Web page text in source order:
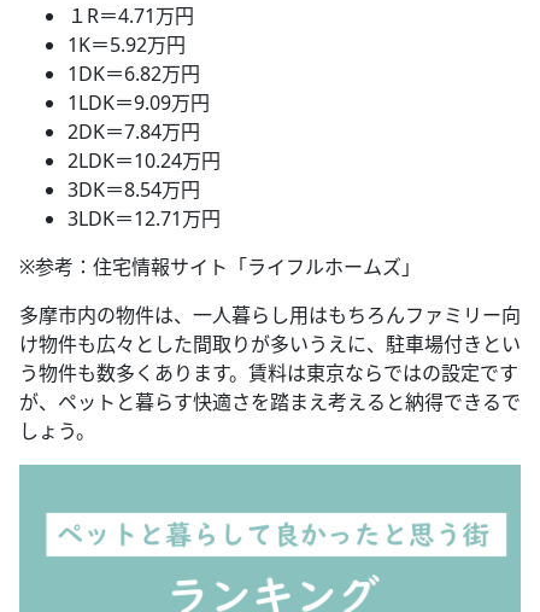
１R＝4.71万円
1K＝5.92万円
1DK＝6.82万円
1LDK＝9.09万円
2DK＝7.84万円
2LDK＝10.24万円
3DK＝8.54万円
3LDK＝12.71万円
※参考：住宅情報サイト「ライフルホームズ」
多摩市内の物件は、一人暮らし用はもちろんファミリー向
け物件も広々とした間取りが多いうえに、駐車場付きとい
う物件も数多くあります。賃料は東京ならではの設定です
が、ペットと暮らす快適さを踏まえ考えると納得できるで
しょう。